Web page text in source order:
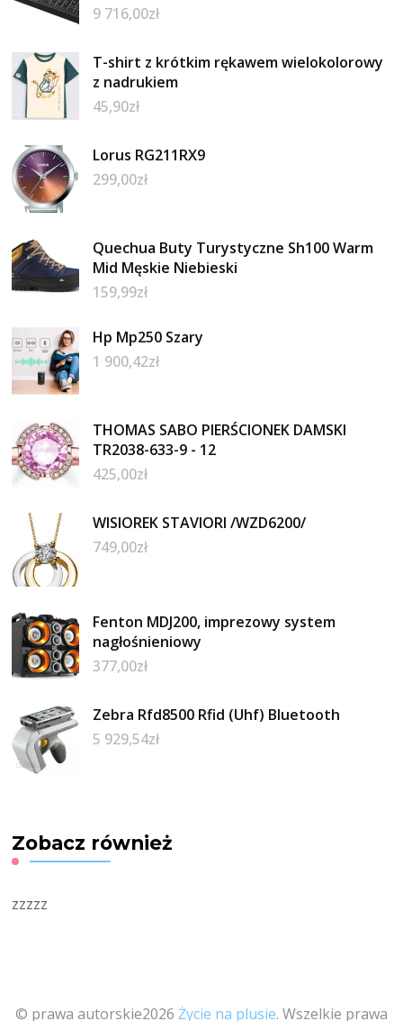
9 716,00zł
T-shirt z krótkim rękawem wielokolorowy
z nadrukiem
45,90zł
Lorus RG211RX9
299,00zł
Quechua Buty Turystyczne Sh100 Warm
Mid Męskie Niebieski
159,99zł
Hp Mp250 Szary
1 900,42zł
THOMAS SABO PIERŚCIONEK DAMSKI
TR2038-633-9 - 12
425,00zł
WISIOREK STAVIORI /WZD6200/
749,00zł
Fenton MDJ200, imprezowy system
nagłośnieniowy
377,00zł
Zebra Rfd8500 Rfid (Uhf) Bluetooth
5 929,54zł
Zobacz również
zzzzz
© prawa autorskie2026 Życie na plusie. Wszelkie prawa